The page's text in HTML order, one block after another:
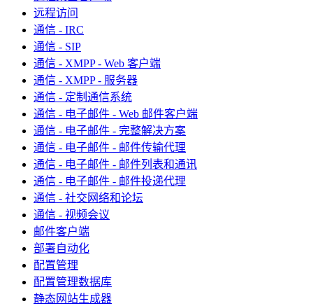
远程访问
通信 - IRC
通信 - SIP
通信 - XMPP - Web 客户端
通信 - XMPP - 服务器
通信 - 定制通信系统
通信 - 电子邮件 - Web 邮件客户端
通信 - 电子邮件 - 完整解决方案
通信 - 电子邮件 - 邮件传输代理
通信 - 电子邮件 - 邮件列表和通讯
通信 - 电子邮件 - 邮件投递代理
通信 - 社交网络和论坛
通信 - 视频会议
邮件客户端
部署自动化
配置管理
配置管理数据库
静态网站生成器